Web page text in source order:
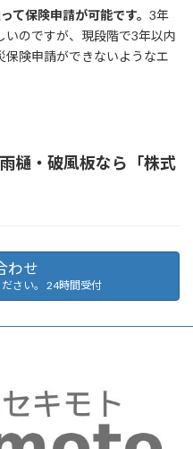
て保険申請が可能です。 3年
のですが、現段階で3年以内
保険申請ができないようなエ
樋・破風板なら「株式
わせ
さい。 24時間受付